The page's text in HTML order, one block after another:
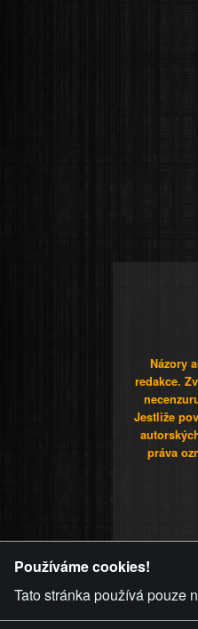
Názory
redakce.
Jestliže
práva
Používáme cookies!
Tato stránka používá pouze